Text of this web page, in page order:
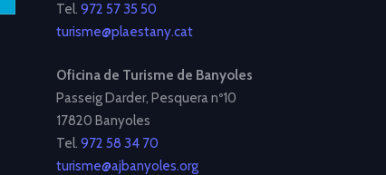
Tel. 972 57 35 50
turisme@plaestany.cat
Oficina de Turisme de Banyoles
Passeig Darder, Pesquera nº10
17820 Banyoles
Tel. 972 58 34 70
turisme@ajbanyoles.org